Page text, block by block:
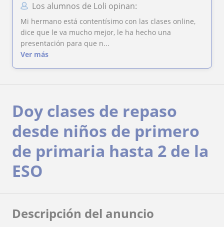
Los alumnos de Loli opinan:
Mi hermano está contentísimo con las clases online,
dice que le va mucho mejor, le ha hecho una
presentación para que n...
Ver más
Doy clases de repaso
desde niños de primero
de primaria hasta 2 de la
ESO
Descripción del anuncio